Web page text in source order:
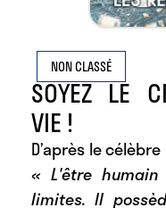
NON CLASSÉ
SOYEZ LE
VIE !
D’après le
« L'être
limites. Il